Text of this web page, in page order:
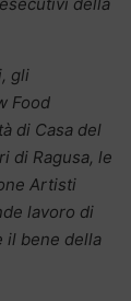
della
gli
Food
di Casa del
di Ragusa, le
Artisti
lavoro di
il bene della